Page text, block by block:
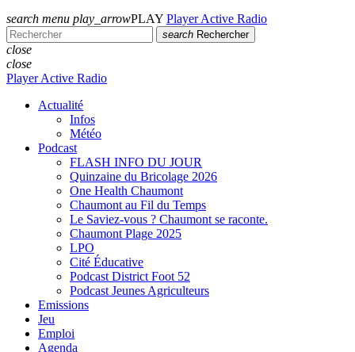
search menu play_arrowPLAY Player Active Radio
search Rechercher
close
close
Player Active Radio
Actualité
Infos
Météo
Podcast
FLASH INFO DU JOUR
Quinzaine du Bricolage 2026
One Health Chaumont
Chaumont au Fil du Temps
Le Saviez-vous ? Chaumont se raconte.
Chaumont Plage 2025
LPO
Cité Éducative
Podcast District Foot 52
Podcast Jeunes Agriculteurs
Emissions
Jeu
Emploi
Agenda